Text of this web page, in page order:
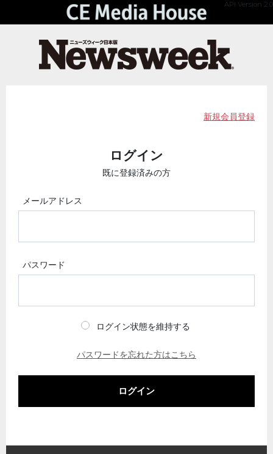
API Version 2.0
新規会員登録
ログイン
既に登録済みの方
メールアドレス
パスワード
ログイン状態を維持する
パスワードを忘れた方はこちら
ログイン